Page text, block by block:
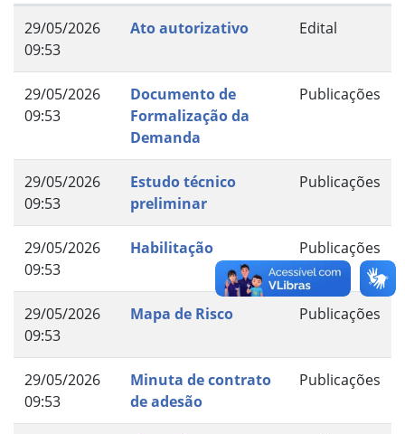
29/05/2026
09:53
Ato autorizativo Edital
29/05/2026
09:53
Documento de
Formalização da
Demanda
Publicações
29/05/2026
09:53
Estudo técnico
preliminar
Publicações
29/05/2026
09:53
Habilitação Publicações
29/05/2026
09:53
Mapa de Risco Publicações
29/05/2026
09:53
Minuta de contrato
de adesão
Publicações